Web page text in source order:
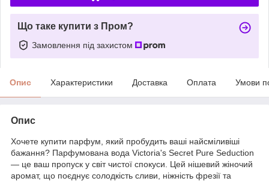
Що таке купити з Пром?
Замовлення під захистом
Опис Характеристики Доставка Оплата Умови
Опис
Хочете купити парфум, який пробудить ваші найсміливіші
бажання? Парфумована вода Victoria's Secret Pure Seduction
— це ваш пропуск у світ чистої спокуси. Цей нішевий жіночий
аромат, що поєднує солодкість сливи, ніжність фрезії та